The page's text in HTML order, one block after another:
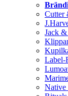
Cutter
Jack &
Label-
Native